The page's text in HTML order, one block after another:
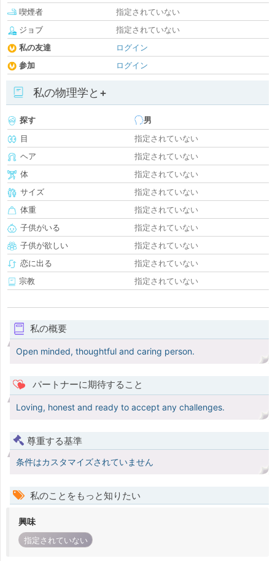
喫煙者
指定されていない
ジョブ
指定されていない
私の友達
ログイン
参加
ログイン
私の物理学と+
探す
男
目
指定されていない
ヘア
指定されていない
体
指定されていない
サイズ
指定されていない
体重
指定されていない
子供がいる
指定されていない
子供が欲しい
指定されていない
恋に出る
指定されていない
宗教
指定されていない
私の概要
Open minded, thoughtful and caring person.
パートナーに期待すること
Loving, honest and ready to accept any challenges.
尊重する基準
条件はカスタマイズされていません
私のことをもっと知りたい
興味
指定されていない